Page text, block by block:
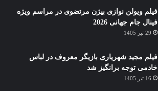
فیلم ویولن نوازی بیژن مرتضوی در مراسم ویژه
فینال جام جهانی 2026
29 تیر 1405
فیلم مجید شهریاری بازیگر معروف در لباس
خادمی توجه برانگیز شد
16 تیر 1405